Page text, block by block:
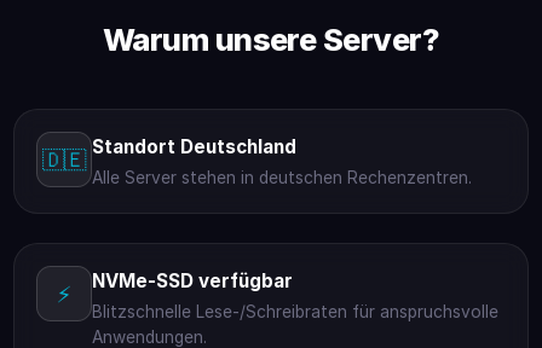
Warum unsere Server?
🇩🇪 Standort Deutschland
Alle Server stehen in deutschen Rechenzentren.
⚡ NVMe-SSD verfügbar
Blitzschnelle Lese-/Schreibraten für anspruchsvolle
Anwendungen.